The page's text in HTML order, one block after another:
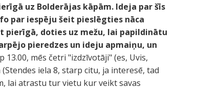
uz Bolderājas kāpām. Ideja par šīs
par iespēju šeit pieslēgties nāca
pierīgā, doties uz mežu, lai papildinātu
pieredzes un ideju apmaiņu, un
13.00, mēs četri "izdzīvotāji" (es, Uvis,
iela 8, starp citu, ja interesē, tad
lai atrastu tur vietu kur veikt savas